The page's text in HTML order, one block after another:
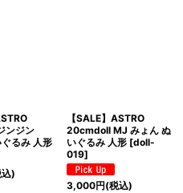
ンジン
るみ 人形
)
【SALE】ASTRO
20cmdoll MJ みょん ぬ
いぐるみ 人形 [doll-
019]
3,000円(税込)